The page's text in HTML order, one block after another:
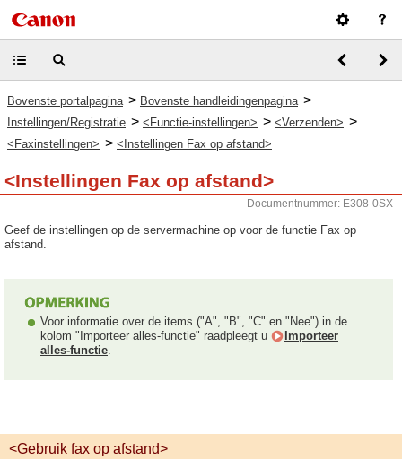
Bovenste portalpagina > Bovenste handleidingenpagina >
Instellingen/Registratie > <Functie-instellingen> > <Verzenden> >
<Faxinstellingen> > <Instellingen Fax op afstand>
<Instellingen Fax op afstand>
Documentnummer: E308-0SX
Geef de instellingen op de servermachine op voor de functie Fax op
afstand.
Voor informatie over de items ("A", "B", "C" en "Nee") in de
kolom "Importeer alles-functie" raadpleegt u
Importeer
alles-functie.
<Gebruik fax op afstand>